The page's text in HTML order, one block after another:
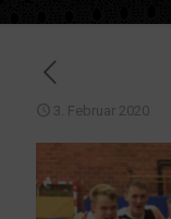
3. Februar 2020